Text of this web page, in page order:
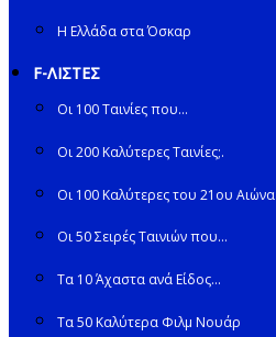
Η Ελλάδα στα Όσκαρ
F-ΛΙΣΤΕΣ
Οι 100 Ταινίες που…
Οι 200 Καλύτερες Ταινίες;.
Οι 100 Καλύτερες του 21ου Αιώνα
Οι 50 Σειρές Ταινιών που…
Τα 10 Άχαστα ανά Είδος…
Τα 50 Καλύτερα Φιλμ Νουάρ